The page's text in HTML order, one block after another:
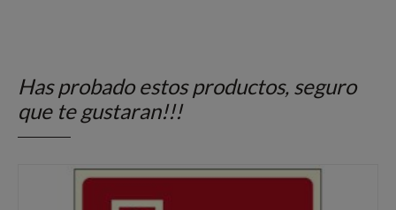
Has probado estos productos, seguro
que te gustaran!!!